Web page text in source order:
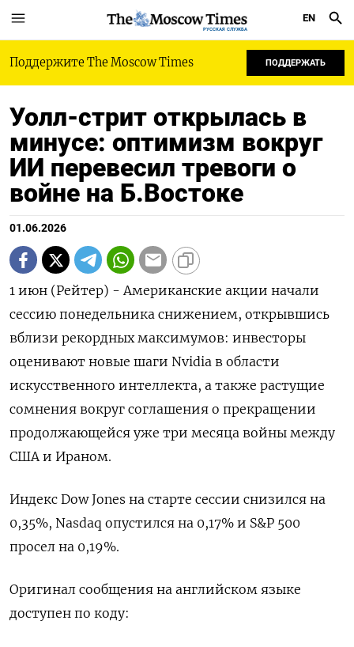
РУССКАЯ СЛУЖБА
EN
Поддержите The Moscow Times ПОДДЕРЖАТЬ
Уолл-стрит открылась в
минусе: оптимизм вокруг
ИИ перевесил тревоги о
войне на Б.Востоке
01.06.2026
1 июн (Рейтер) - Американские акции начали
‌сессию понедельника снижением, открывшись
вблизи рекордных ​максимумов: инвесторы ​
оценивают новые ​шаги ⁠Nvidia ‌в области
искусственного ‌интеллекта, а также ​растущие
сомнения ‌вокруг соглашения о ​прекращении
продолжающейся ‌уже три месяца войны между
США ​и ​Ираном.
Индекс ‌Dow Jones ​на старте сессии снизился на
0,35%, Nasdaq опустился на 0,17% и ​S&P ⁠500
просел на 0,19%.
Оригинал ‌сообщения на ‌английском языке ​
доступен по ‌коду: